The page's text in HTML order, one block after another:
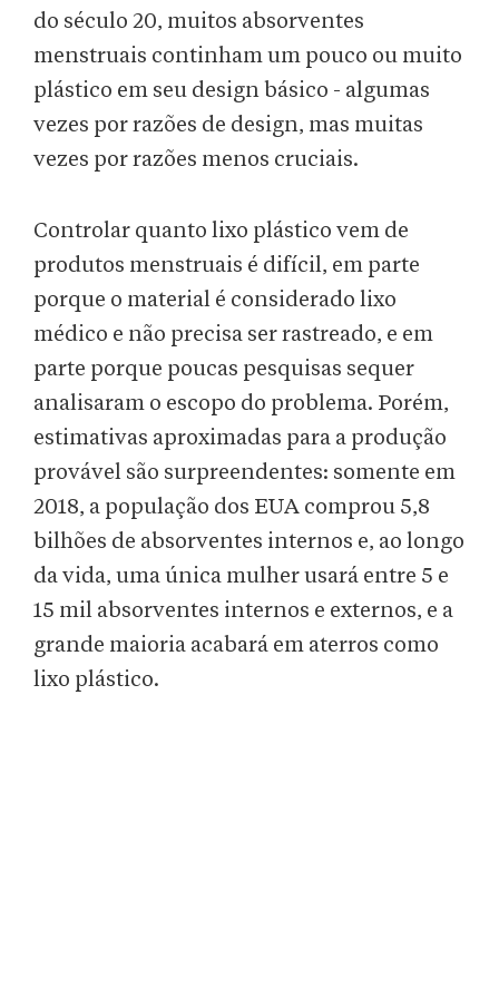
do século 20, muitos absorventes
menstruais continham um pouco ou muito
plástico em seu design básico - algumas
vezes por razões de design, mas muitas
vezes por razões menos cruciais.
Controlar quanto lixo plástico vem de
produtos menstruais é difícil, em parte
porque o material é considerado lixo
médico e não precisa ser rastreado, e em
parte porque poucas pesquisas sequer
analisaram o escopo do problema. Porém,
estimativas aproximadas para a produção
provável são surpreendentes: somente em
2018, a população dos EUA comprou 5,8
bilhões de absorventes internos e, ao longo
da vida, uma única mulher usará entre 5 e
15 mil absorventes internos e externos, e a
grande maioria acabará em aterros como
lixo plástico.